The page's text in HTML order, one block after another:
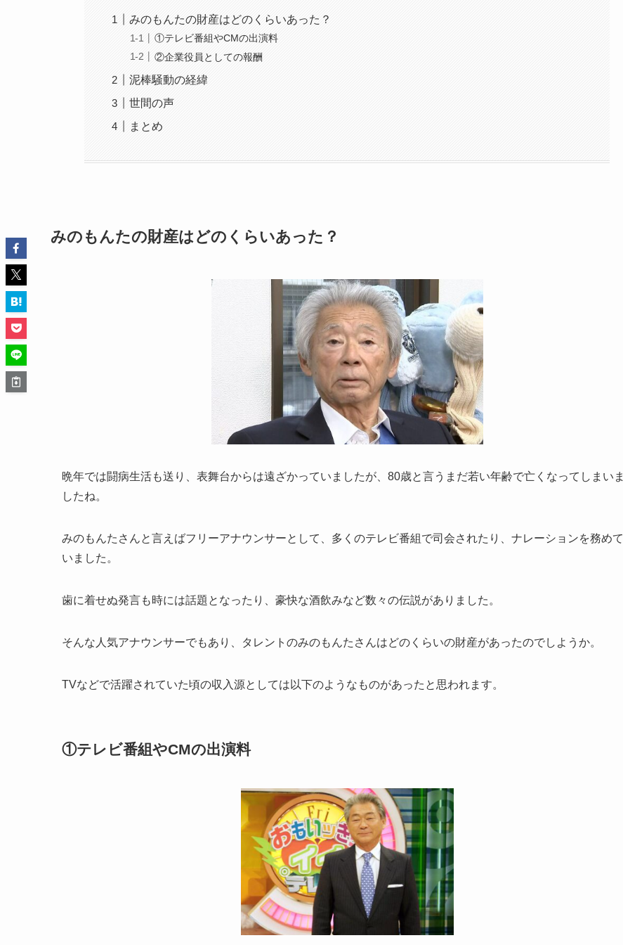
みのもんたの財産はどのくらいあった？
①テレビ番組やCMの出演料
②企業役員としての報酬
泥棒騒動の経緯
世間の声
まとめ
みのもんたの財産はどのくらいあった？
晩年では闘病生活も送り、表舞台からは遠ざかっていましたが、80歳と言うまだ若い年齢で亡くなってしまいま
したね。
みのもんたさんと言えばフリーアナウンサーとして、多くのテレビ番組で司会されたり、ナレーションを務めて
いました。
歯に着せぬ発言も時には話題となったり、豪快な酒飲みなど数々の伝説がありました。
そんな人気アナウンサーでもあり、タレントのみのもんたさんはどのくらいの財産があったのでしようか。
TVなどで活躍されていた頃の収入源としては以下のようなものがあったと思われます。
①テレビ番組やCMの出演料